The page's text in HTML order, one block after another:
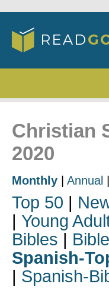
Christian
2020
Monthly Annual
Top 50 |
| Young
Bibles |
Spanish-
| Spanish-